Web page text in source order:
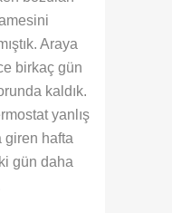
Araya
birkaç gün
kaldık.
yanlış
giren hafta
gün daha